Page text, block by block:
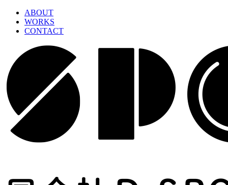
ABOUT
WORKS
CONTACT